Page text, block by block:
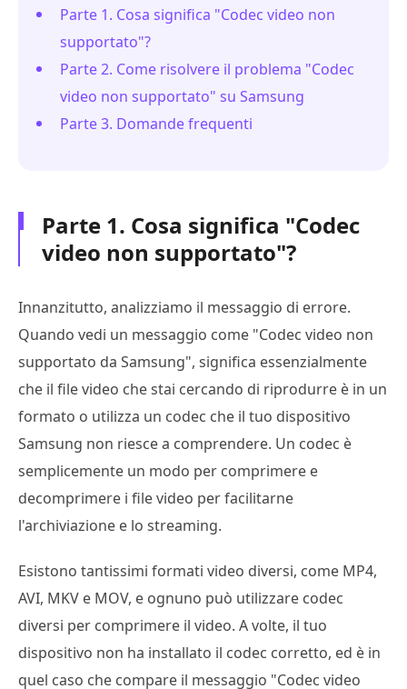
Parte 1. Cosa significa "Codec video non
supportato"?
Parte 2. Come risolvere il problema "Codec
video non supportato" su Samsung
Parte 3. Domande frequenti
Parte 1. Cosa significa "Codec
video non supportato"?
Innanzitutto, analizziamo il messaggio di errore.
Quando vedi un messaggio come "Codec video non
supportato da Samsung", significa essenzialmente
che il file video che stai cercando di riprodurre è in un
formato o utilizza un codec che il tuo dispositivo
Samsung non riesce a comprendere. Un codec è
semplicemente un modo per comprimere e
decomprimere i file video per facilitarne
l'archiviazione e lo streaming.
Esistono tantissimi formati video diversi, come MP4,
AVI, MKV e MOV, e ognuno può utilizzare codec
diversi per comprimere il video. A volte, il tuo
dispositivo non ha installato il codec corretto, ed è in
quel caso che compare il messaggio "Codec video